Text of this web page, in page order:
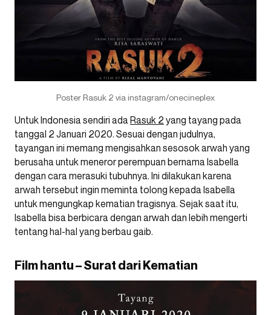
Poster Rasuk 2 via instagram/onecineplex
Untuk Indonesia sendiri adaRasuk 2 yang tayang pada
tanggal 2 Januari 2020. Sesuai dengan judulnya,
tayangan ini memang mengisahkan sesosok arwah yang
berusaha untuk meneror perempuan bernama Isabella
dengan cara merasuki tubuhnya. Ini dilakukan karena
arwah tersebut ingin meminta tolong kepada Isabella
untuk mengungkap kematian tragisnya. Sejak saat itu,
Isabella bisa berbicara dengan arwah dan lebih mengerti
tentang hal-hal yang berbau gaib.
Film hantu – Surat dari Kematian